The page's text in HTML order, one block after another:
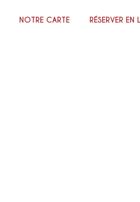
NOTRE CARTE RÉSERVER EN